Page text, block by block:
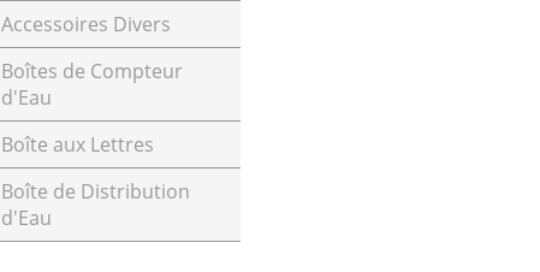
Accessoires Divers
Boîtes de Compteur
d'Eau
Boîte aux Lettres
Boîte de Distribution
d'Eau